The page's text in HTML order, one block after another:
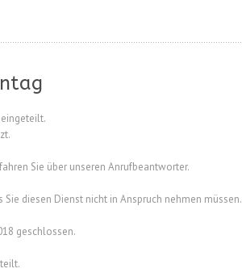
Sie über unseren Anrufbeantworter.
diesen Dienst nicht in Anspruch nehmen müssen.
geschlossen.